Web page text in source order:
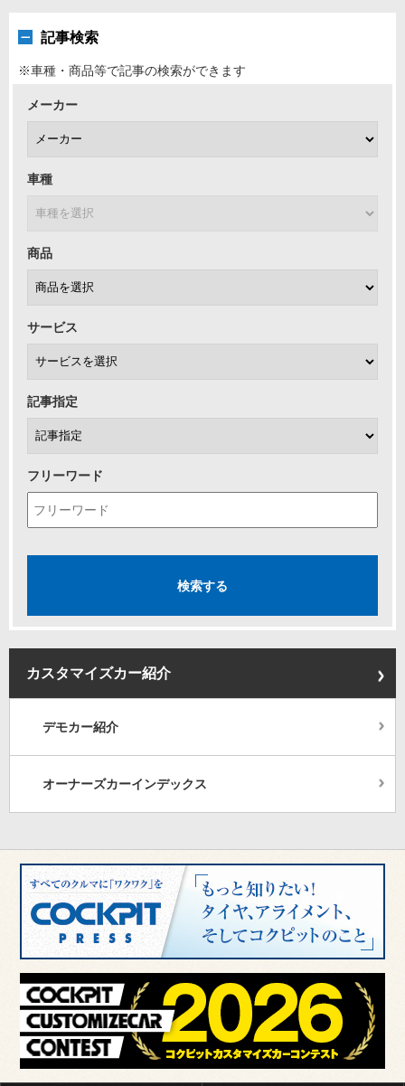
記事検索
※車種・商品等で記事の検索ができます
メーカー
車種
商品
サービス
記事指定
フリーワード
カスタマイズカー紹介
デモカー紹介
オーナーズカーインデックス